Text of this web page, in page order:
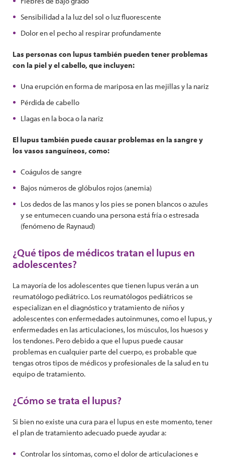
Sensibilidad a la luz del sol o luz fluorescente
Dolor en el pecho al respirar profundamente
Las personas con lupus también pueden tener problemas
con la piel y el cabello, que incluyen:
Una erupción en forma de mariposa en las mejillas y la nariz
Pérdida de cabello
Llagas en la boca o la nariz
El lupus también puede causar problemas en la sangre y
los vasos sanguíneos, como:
Coágulos de sangre
Bajos números de glóbulos rojos (anemia)
Los dedos de las manos y los pies se ponen blancos o azules
y se entumecen cuando una persona está fría o estresada
(fenómeno de Raynaud)
¿Qué tipos de médicos tratan el lupus en
adolescentes?
La mayoría de los adolescentes que tienen lupus verán a un
reumatólogo pediátrico. Los reumatólogos pediátricos se
especializan en el diagnóstico y tratamiento de niños y
adolescentes con enfermedades autoinmunes, como el lupus, y
enfermedades en las articulaciones, los músculos, los huesos y
los tendones. Pero debido a que el lupus puede causar
problemas en cualquier parte del cuerpo, es probable que
tengas otros tipos de médicos y profesionales de la salud en tu
equipo de tratamiento.
¿Cómo se trata el lupus?
Si bien no existe una cura para el lupus en este momento, tener
el plan de tratamiento adecuado puede ayudar a:
Controlar los síntomas, como el dolor de articulaciones e